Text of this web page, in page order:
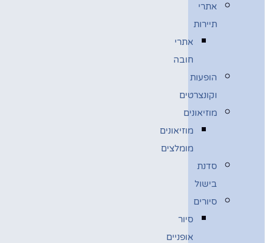
אתרי
תיירות
אתרי
חובה
הופעות
וקונצרטים
מוזיאונים
מוזיאונים
מומלצים
סדנת
בישול
סיורים
סיור
אופניים